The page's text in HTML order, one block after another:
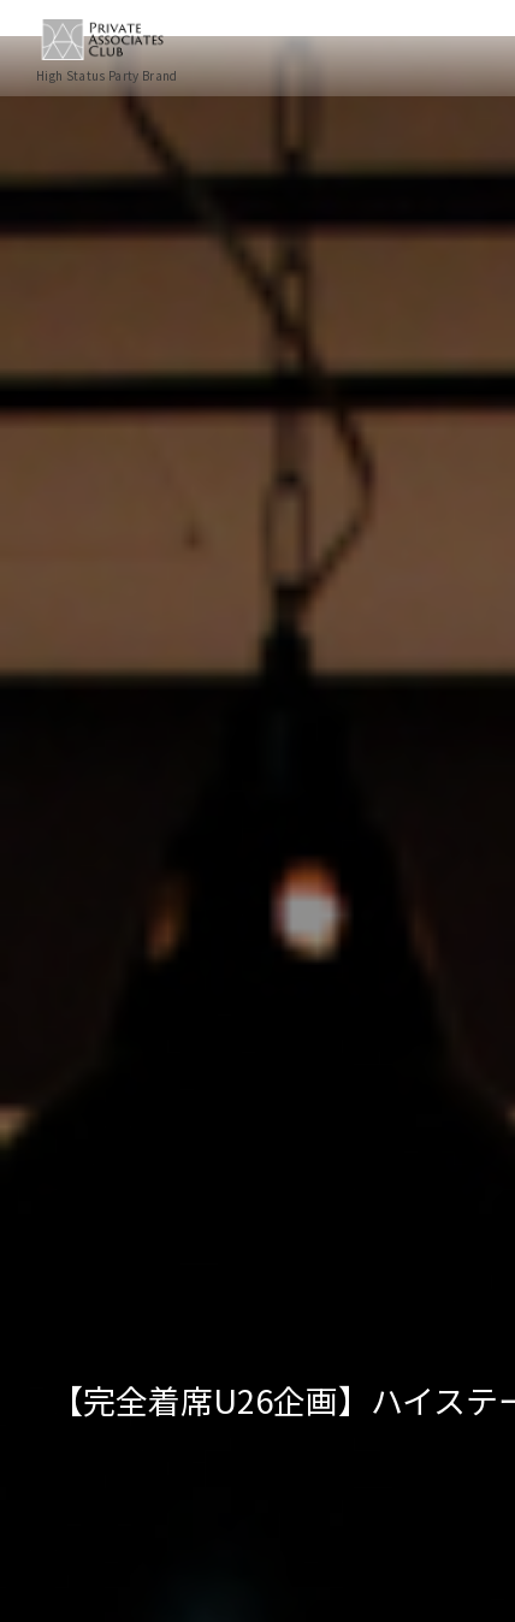
High Status Party Brand
【完全着席U26企画】ハイス